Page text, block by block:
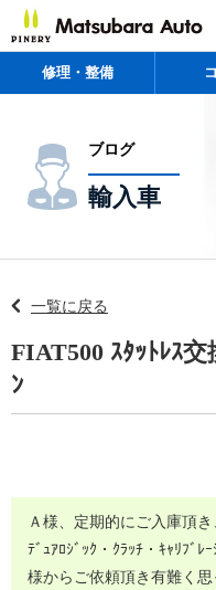
修理・整備
ブログ
輸入車
一覧に戻る
FIAT500 ｽﾀｯﾄﾚｽ交
ﾝ
Ａ様、定期的にご入庫頂
ﾃﾞｭｱﾛｼﾞｯｸ・ｸﾗｯﾁ・ｷｬﾘﾌﾞ
様からご依頼頂き有難く思